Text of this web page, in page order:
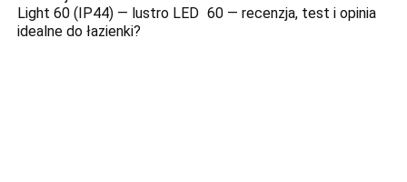
Light 60 (IP44) — lustro LED
idealne do łazienki?
60 — recenzja, test i opinia